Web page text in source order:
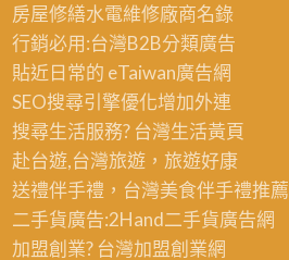
房屋修繕水電維修廠商名錄
行銷必用:台灣B2B分類廣告
貼近日常的 eTaiwan廣告網
SEO搜尋引擎優化增加外連
搜尋生活服務? 台灣生活黃頁
赴台遊,台灣旅遊，旅遊好康
送禮伴手禮，台灣美食伴手禮推薦
二手貨廣告:2Hand二手貨廣告網
加盟創業? 台灣加盟創業網